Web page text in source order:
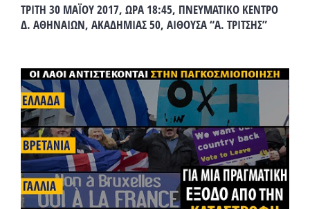
ΤΡΙΤΗ 30 ΜΑΪΟΥ 2017, ΩΡΑ 18:45, ΠΝΕΥΜΑΤΙΚΟ ΚΕΝΤΡΟ
Δ. ΑΘΗΝΑΙΩΝ, ΑΚΑΔΗΜΙΑΣ 50, ΑΙΘΟΥΣΑ “Α. ΤΡΙΤΣΗΣ”